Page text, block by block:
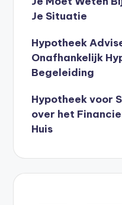
Je Situatie
Hypotheek
Onafhankelijk
Begeleiding
Hypotheek voor
over het
Huis